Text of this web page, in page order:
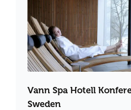
Vann Spa Hotell
Sweden